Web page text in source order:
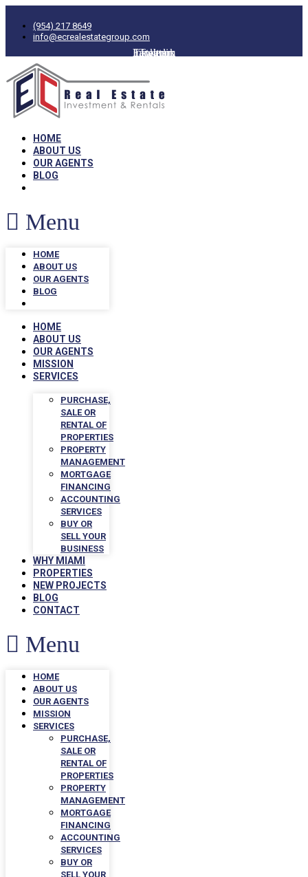
(954) 217 8649
info@ecrealestategroup.com
Facebook
Twitter
Linkedin
Instagram
HOME
ABOUT US
OUR AGENTS
BLOG
Menu
HOME
ABOUT US
OUR AGENTS
BLOG
HOME
ABOUT US
OUR AGENTS
MISSION
SERVICES
PURCHASE,
SALE OR
RENTAL OF
PROPERTIES
PROPERTY
MANAGEMENT
MORTGAGE
FINANCING
ACCOUNTING
SERVICES
BUY OR
SELL YOUR
BUSINESS
WHY MIAMI
PROPERTIES
NEW PROJECTS
BLOG
CONTACT
Menu
HOME
ABOUT US
OUR AGENTS
MISSION
SERVICES
PURCHASE,
SALE OR
RENTAL OF
PROPERTIES
PROPERTY
MANAGEMENT
MORTGAGE
FINANCING
ACCOUNTING
SERVICES
BUY OR
SELL YOUR